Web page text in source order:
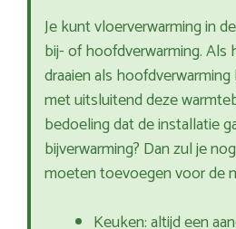
Je kunt vloerverwarming in
bij- of hoofdverwarming. Als
draaien als
met uitsluitend deze
bedoeling dat de installatie
bijverwarming? Dan zul je
moeten toevoegen voor de
Keuken: altijd een